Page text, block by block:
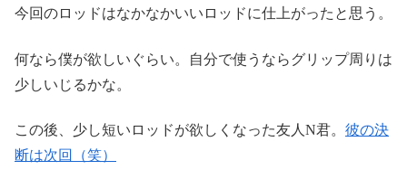
今回のロッドはなかなかいいロッドに仕上がったと思う。
何なら僕が欲しいぐらい。自分で使うならグリップ周りは
少しいじるかな。
この後、少し短いロッドが欲しくなった友人N君。 彼の決
断は次回（笑）